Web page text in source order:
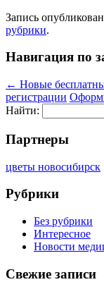
Запись
рубрики.
Навигация по
← Новые
регистрации
Найти:
Партнеры
цветы новосибирск
Рубрики
Без рубрики
Интересное
Новости
Свежие записи